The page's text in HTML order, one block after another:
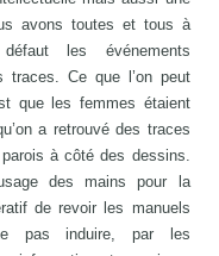
avons toutes et tous à
les événements
traces. Ce que l’on peut
que les femmes étaient
a retrouvé des traces
à côté des dessins.
des mains pour la
de revoir les manuels
pas induire, par les